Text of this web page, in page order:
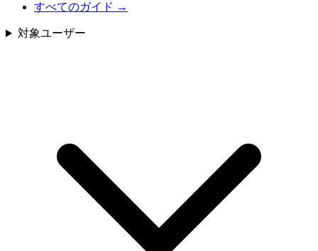
すべてのガイド →
対象ユーザー